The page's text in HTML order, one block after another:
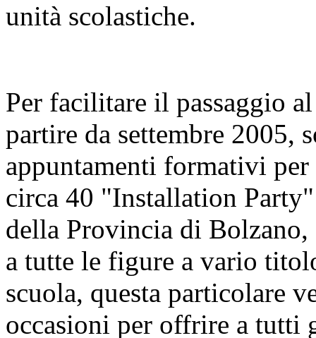
unità scolastiche.
Per facilitare il passaggio
partire da settembre 2005,
appuntamenti formativi
circa 40 "Installation
della Provincia di
a tutte le figure a vario
scuola, questa particolare
occasioni per offrire a tutti